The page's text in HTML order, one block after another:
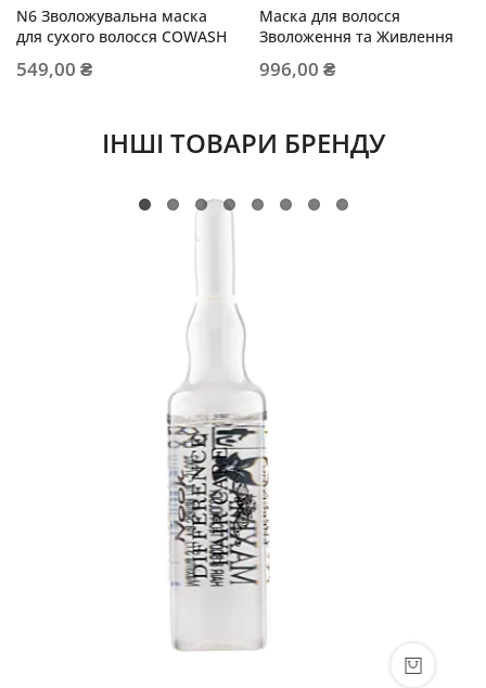
N6 Зволожувальна маска
для сухого волосся COWASH
549,00 ₴
Маска для волосся
Зволоження та Живлення
996,00 ₴
ІНШІ ТОВАРИ БРЕНДУ